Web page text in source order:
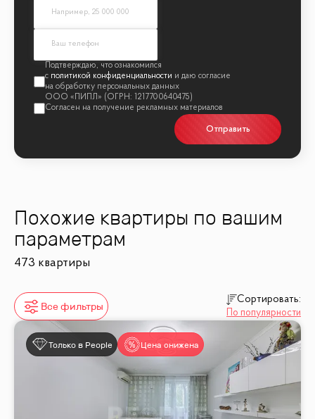
политикой конфиденциальности
Отправить
Похожие квартиры по вашим
параметрам
473 квартиры
Все фильтры
Сортировать:
По популярности
Только в People Цена снижена